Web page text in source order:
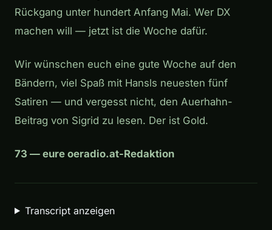
Rückgang unter hundert Anfang Mai. Wer DX
machen will — jetzt ist die Woche dafür.
Wir wünschen euch eine gute Woche auf den
Bändern, viel Spaß mit Hansls neuesten fünf
Satiren — und vergesst nicht, den Auerhahn-
Beitrag von Sigrid zu lesen. Der ist Gold.
73 — eure oeradio.at-Redaktion
Transcript anzeigen